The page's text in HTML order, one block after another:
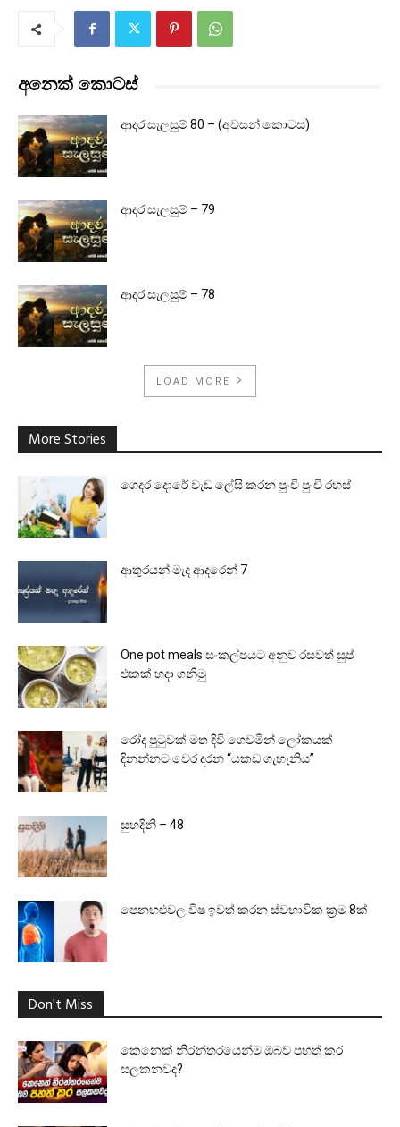
අනෙක් කොටස්
ආදර සැලසුම් 80 – (අවසන් කොටස)
ආදර සැලසුම් – 79
ආදර සැලසුම් – 78
LOAD MORE
More Stories
ගෙදර දොරේ වැඩ ලේසි කරන පුංචි පුංචි රහස්
ආතුරයන් මැද ආදරෙන් 7
One pot meals සංකල්පයට අනුව රසවත් සුප්
එකක් හදා ගනිමු
රෝද පුටුවක් මත දිවි ගෙවමින් ලෝකයක්
දිනන්නට වෙර දරන “යකඩ ගැහැනිය”
සුහදිනි – 48
පෙනහළුවල විෂ ඉවත් කරන ස්වභාවික ක්‍රම 8ක්
Don't Miss
කෙනෙක් නිරන්තරයෙන්ම ඔබව පහත් කර
සලකනවද?